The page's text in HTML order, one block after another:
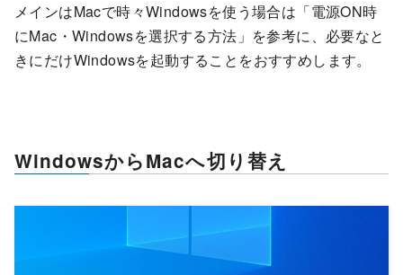
メインはMacで時々Windowsを使う場合は「電源ON時
にMac・Windowsを選択する方法」を参考に、必要なと
きにだけWindowsを起動することをおすすめします。
WindowsからMacへ切り替え